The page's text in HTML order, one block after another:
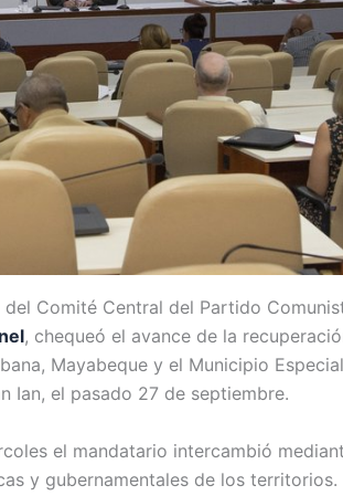
Comité Central del Partido
, chequeó el avance de la
Mayabeque y el Municipio
Ian, el pasado 27 de septiembre.
el mandatario intercambió
y gubernamentales de los territorios.